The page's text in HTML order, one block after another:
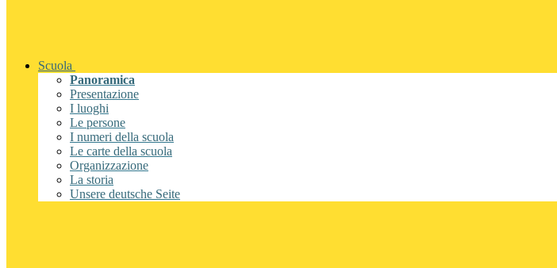
Scuola
Panoramica
Presentazione
I luoghi
Le persone
I numeri della scuola
Le carte della scuola
Organizzazione
La storia
Unsere deutsche Seite